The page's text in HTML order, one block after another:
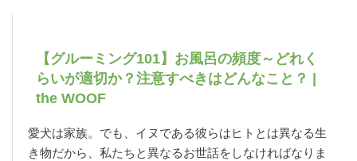
【グルーミング101】お風呂の頻度～どれく
らいが適切か？注意すべきはどんなこと？ |
the WOOF
愛犬は家族。でも、イヌである彼らはヒトとは異なる生
き物だから、私たちと異なるお世話をしなければなりま